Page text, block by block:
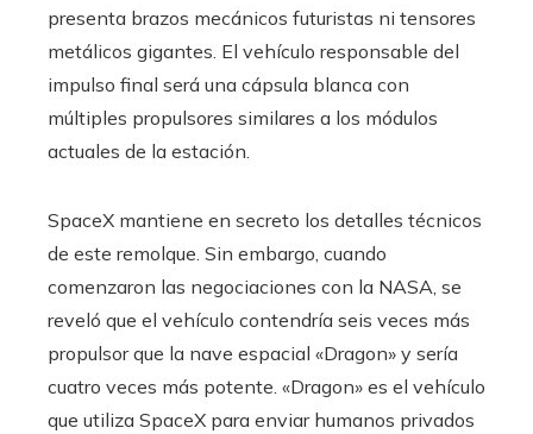
presenta brazos mecánicos futuristas ni tensores
metálicos gigantes. El vehículo responsable del
impulso final será una cápsula blanca con
múltiples propulsores similares a los módulos
actuales de la estación.
SpaceX mantiene en secreto los detalles técnicos
de este remolque. Sin embargo, cuando
comenzaron las negociaciones con la NASA, se
reveló que el vehículo contendría seis veces más
propulsor que la nave espacial «Dragon» y sería
cuatro veces más potente. «Dragon» es el vehículo
que utiliza SpaceX para enviar humanos privados